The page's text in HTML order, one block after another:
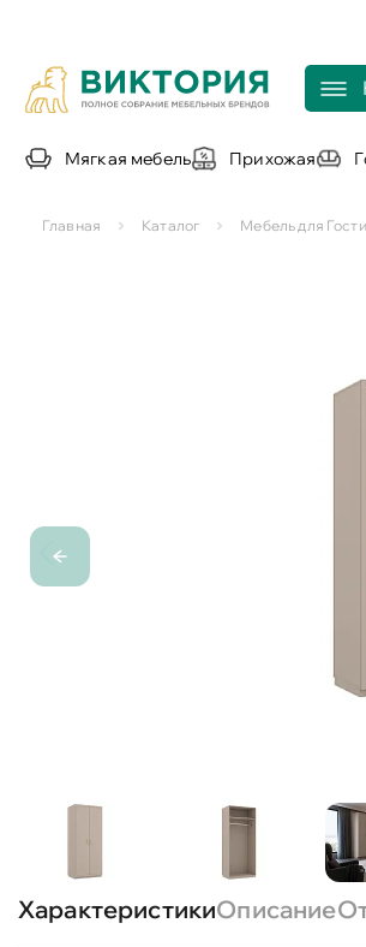
Мягкая мебель Прихожая
Главная Каталог Мебель для
ХарактеристикиОписание